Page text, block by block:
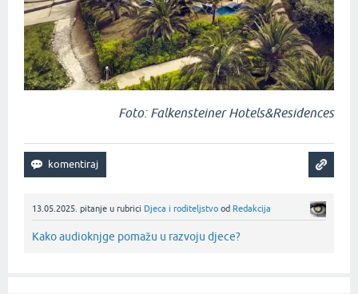
Foto: Falkensteiner Hotels&Residences
13.05.2025. pitanje u rubrici Djeca i roditeljstvo od Redakcija
Kako audioknjge pomažu u razvoju djece?